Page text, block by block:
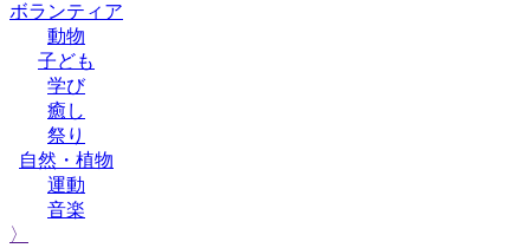
ボランティア
動物
子ども
学び
癒し
祭り
自然・植物
運動
音楽
〉